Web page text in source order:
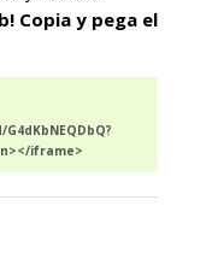
Copia y pega el
iframe>